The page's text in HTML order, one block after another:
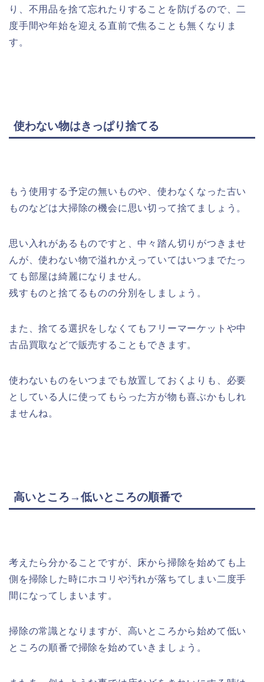
り、不用品を捨て忘れたりすることを防げるので、二
度手間や年始を迎える直前で焦ることも無くなりま
す。
使わない物はきっぱり捨てる
もう使用する予定の無いものや、使わなくなった古い
ものなどは大掃除の機会に思い切って捨てましょう。
思い入れがあるものですと、中々踏ん切りがつきませ
んが、使わない物で溢れかえっていてはいつまでたっ
ても部屋は綺麗になりません。
残すものと捨てるものの分別をしましょう。
また、捨てる選択をしなくてもフリーマーケットや中
古品買取などで販売することもできます。
使わないものをいつまでも放置しておくよりも、必要
としている人に使ってもらった方が物も喜ぶかもしれ
ませんね。
高いところ→低いところの順番で
考えたら分かることですが、床から掃除を始めても上
側を掃除した時にホコリや汚れが落ちてしまい二度手
間になってしまいます。
掃除の常識となりますが、高いところから始めて低い
ところの順番で掃除を始めていきましょう。